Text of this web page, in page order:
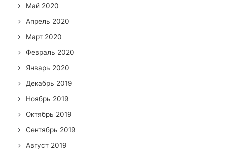
Май 2020
Апрель 2020
Март 2020
Февраль 2020
Январь 2020
Декабрь 2019
Ноябрь 2019
Октябрь 2019
Сентябрь 2019
Август 2019